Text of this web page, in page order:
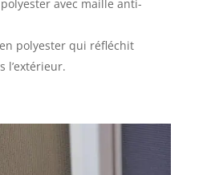
avec maille anti-
polyester qui réfléchit
l’extérieur.